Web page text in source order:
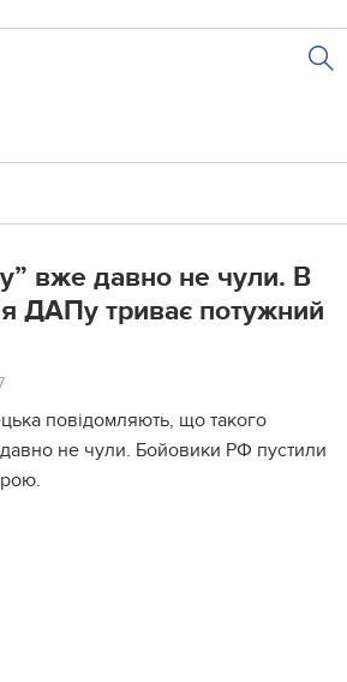
вже давно не чули. В
ДАПу триває потужний
повідомляють, що такого
давно не чули. Бойовики РФ пустили